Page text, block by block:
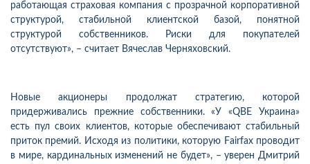
работающая страховая компания с прозрачной корпоративной
структурой, стабильной клиентской базой, понятной
структурой собственников. Риски для покупателей
отсутствуют», – считает Вячеслав Черняховский.
Новые акционеры продолжат стратегию, которой
придерживались прежние собственники. «У «QBE Украина»
есть пул своих клиентов, которые обеспечивают стабильный
приток премий. Исходя из политики, которую Fаirfax проводит
в мире, кардинальных изменений не будет», – уверен Дмитрий